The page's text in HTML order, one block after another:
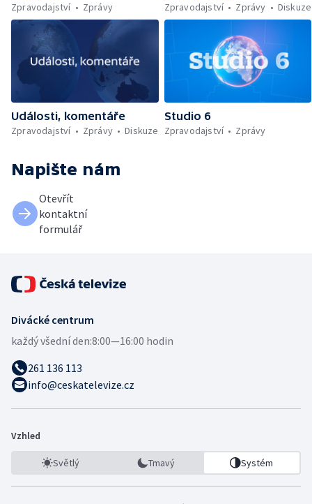
Zpravodajství
Zprávy
Zpravodajství
Zprávy Diskuze
Události, komentáře
Zpravodajství
Zprávy Diskuze
Studio 6
Zpravodajství
Zprávy
Napište nám
Otevřít
kontaktní
formulář
Divácké centrum
každý všední den:8:00—16:00 hodin
261 136 113
info@ceskatelevize.cz
Vzhled
Světlý Tmavý Systém